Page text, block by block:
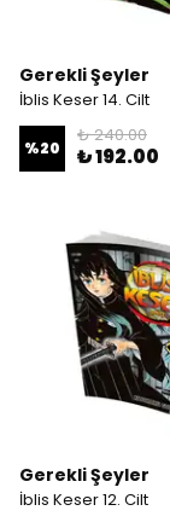
Gerekli Şeyler
İblis Keser 14. Cilt
%20
₺ 240.00
₺ 192.00
Gerekli Şeyler
İblis Keser 12. Cilt